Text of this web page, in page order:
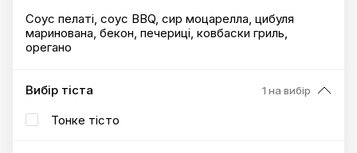
Соус пелаті, соус BBQ, сир моцарелла, цибуля
маринована, бекон, печериці, ковбаски гриль,
орегано
Вибір тіста 1 на вибір
Тонке тісто